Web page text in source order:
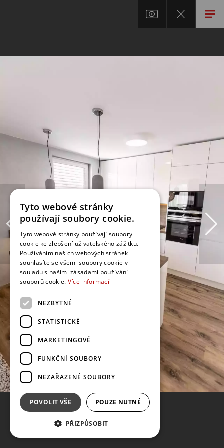
Tyto webové stránky
používají soubory cookie.
Tyto webové stránky používají soubory
cookie ke zlepšení uživatelského zážitku.
Používáním našich webových stránek
souhlasíte se všemi soubory cookie v
souladu s našimi zásadami používání
souborů cookie. Více informací
NEZBYTNÉ
STATISTICKÉ
MARKETINGOVÉ
FUNKČNÍ SOUBORY
NEZAŘAZENÉ SOUBORY
POVOLIT VŠE POUZE NUTNÉ
PŘIZPŮSOBIT